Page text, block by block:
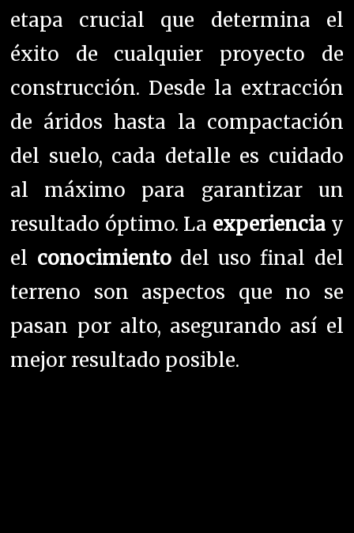
resultado óptimo. La
conocimiento
del uso final del
terreno son aspectos que no se
pasan por alto, asegurando así el
mejor resultado posible.
¿Dónde Encontrar a los Mejores
Especialistas en Excavaciones en
Barcelona?
Para cualquier consulta o duda
sobre excavaciones en Barcelona,